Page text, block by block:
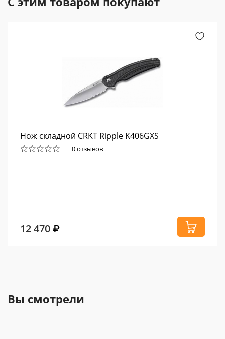
Нож складной CRKT Ripple K406GXS
0 отзывов
12 470
Вы смотрели